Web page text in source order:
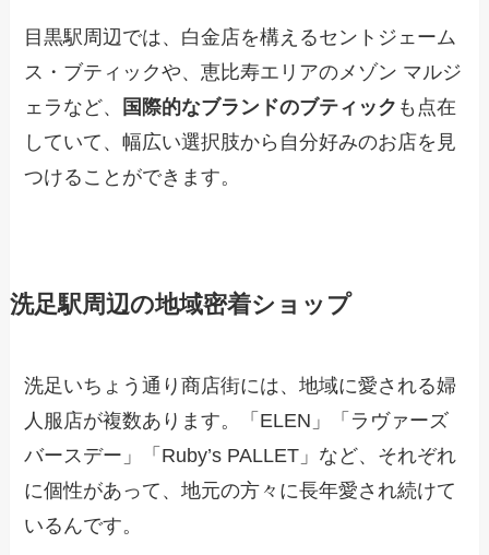
目黒駅周辺では、白金店を構えるセントジェーム
ス・ブティックや、恵比寿エリアのメゾン マルジ
ェラなど、
国際的なブランドのブティック も点在
していて、幅広い選択肢から自分好みのお店を見
つけることができます。
洗足駅周辺の地域密着ショップ
洗足いちょう通り商店街には、地域に愛される婦
人服店が複数あります。「ELEN」「ラヴァーズ
バースデー」「Ruby’s PALLET」など、それぞれ
に個性があって、地元の方々に長年愛され続けて
いるんです。